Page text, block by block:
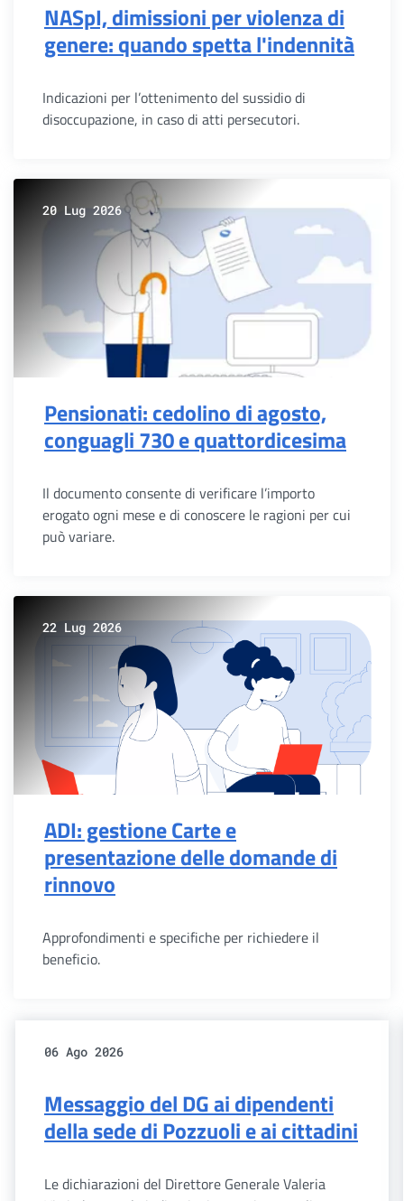
NASpI, dimissioni per violenza di
genere: quando spetta l'indennità
Indicazioni per l’ottenimento del sussidio di
disoccupazione, in caso di atti persecutori.
20 Lug 2026
Pensionati: cedolino di agosto,
conguagli 730 e quattordicesima
Il documento consente di verificare l’importo
erogato ogni mese e di conoscere le ragioni per cui
può variare.
22 Lug 2026
ADI: gestione Carte e
presentazione delle domande di
rinnovo
Approfondimenti e specifiche per richiedere il
beneficio.
06 Ago 2026
Messaggio del DG ai dipendenti
della sede di Pozzuoli e ai cittadini
Le dichiarazioni del Direttore Generale Valeria